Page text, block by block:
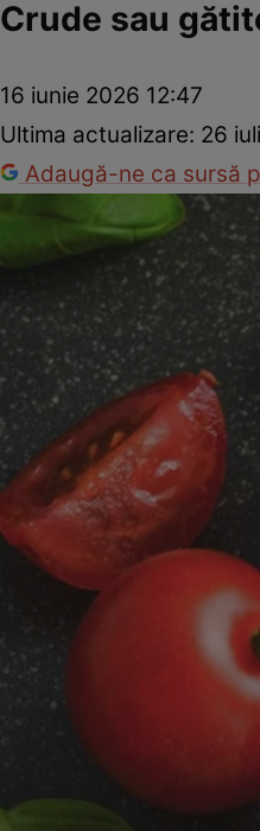
Crude sau
16 iunie 2026 12:47
Ultima actualizare: 26
Adaugă-ne ca sursă